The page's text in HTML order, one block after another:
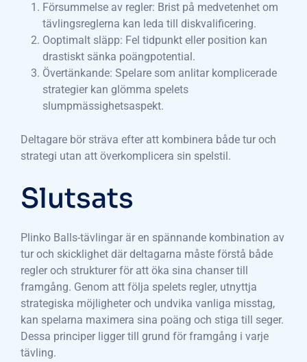
Försummelse av regler: Brist på medvetenhet om
tävlingsreglerna kan leda till diskvalificering.
Ooptimalt släpp: Fel tidpunkt eller position kan
drastiskt sänka poängpotential.
Övertänkande: Spelare som anlitar komplicerade
strategier kan glömma spelets
slumpmässighetsaspekt.
Deltagare bör sträva efter att kombinera både tur och
strategi utan att överkomplicera sin spelstil.
Slutsats
Plinko Balls-tävlingar är en spännande kombination av
tur och skicklighet där deltagarna måste förstå både
regler och strukturer för att öka sina chanser till
framgång. Genom att följa spelets regler, utnyttja
strategiska möjligheter och undvika vanliga misstag,
kan spelarna maximera sina poäng och stiga till seger.
Dessa principer ligger till grund för framgång i varje
tävling.